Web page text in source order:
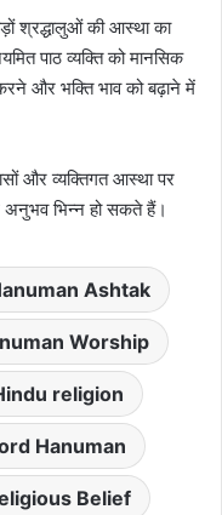
श्रद्धालुओं की आस्था का
पाठ व्यक्ति को मानसिक
और भक्ति भाव को बढ़ाने में
और व्यक्तिगत आस्था पर
भिन्न हो सकते हैं।
Ashtak
Worship
religion
Hanuman
Belief